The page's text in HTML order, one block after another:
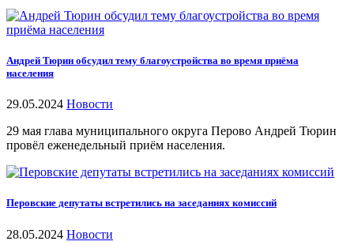
Андрей Тюрин обсудил тему благоустройства во время приёма
населения
29.05.2024 Новости
29 мая глава муниципального округа Перово Андрей Тюрин
провёл еженедельный приём населения.
Перовские депутаты встретились на заседаниях комиссий
28.05.2024 Новости